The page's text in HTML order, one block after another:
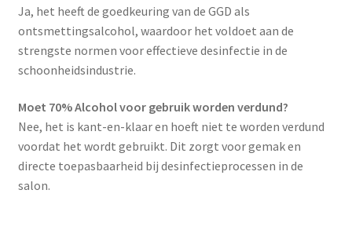
Ja, het heeft de goedkeuring van de GGD als
ontsmettingsalcohol, waardoor het voldoet aan de
strengste normen voor effectieve desinfectie in de
schoonheidsindustrie.
Moet 70% Alcohol voor gebruik worden verdund?
Nee, het is kant-en-klaar en hoeft niet te worden verdund
voordat het wordt gebruikt. Dit zorgt voor gemak en
directe toepasbaarheid bij desinfectieprocessen in de
salon.